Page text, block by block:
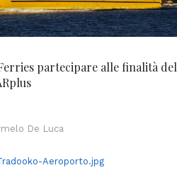
partecipare alle finalità del
De Luca